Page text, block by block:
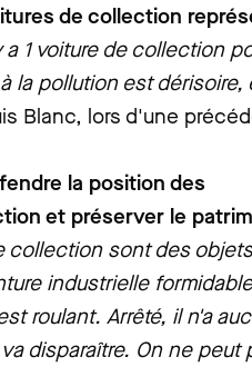
de collection
a 1 voiture de collection
la pollution est dérisoire,
Blanc, lors d'une
la position des
et préserver le
collection sont des objets
industrielle
roulant. Arrêté, il n'a
disparaître. On ne peut